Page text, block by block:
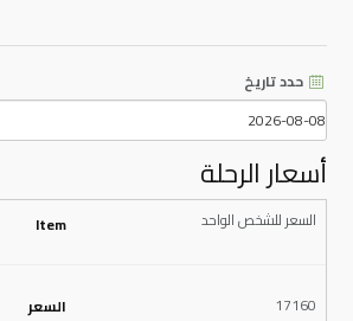
حدد تاريخ
أسعار الرحلة
السعر للشخص الواحد
17160